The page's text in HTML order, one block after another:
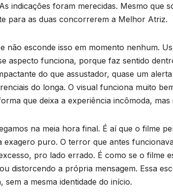
indicações foram merecidas. Mesmo que
para as duas concorrerem a Melhor Atriz.
não esconde isso em momento nenhum.
aspecto funciona, porque faz sentido
do que assustador, quase um
do longa. O visual funciona muito
que deixa a experiência incômoda, mas
na meia hora final. É aí que o filme
exagero puro. O terror que antes
pro lado errado. É como se o filme
distorcendo a própria mensagem. Essa
a mesma identidade do início.